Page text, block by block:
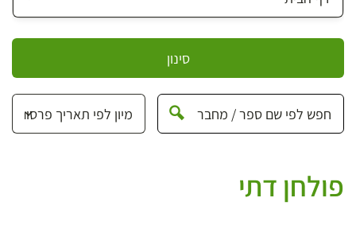
סינון
פולחן דתי